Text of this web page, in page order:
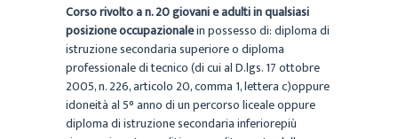
Corso rivolto a n. 20 giovani e adulti in qualsiasi
posizione occupazionalein possesso di: diploma di
istruzione secondaria superiore o diploma
professionale di tecnico (di cui al D.lgs. 17 ottobre
2005, n. 226, articolo 20, comma 1, lettera c)oppure
idoneità al 5° anno di un percorso liceale oppure
diploma di istruzione secondaria inferiorepiù